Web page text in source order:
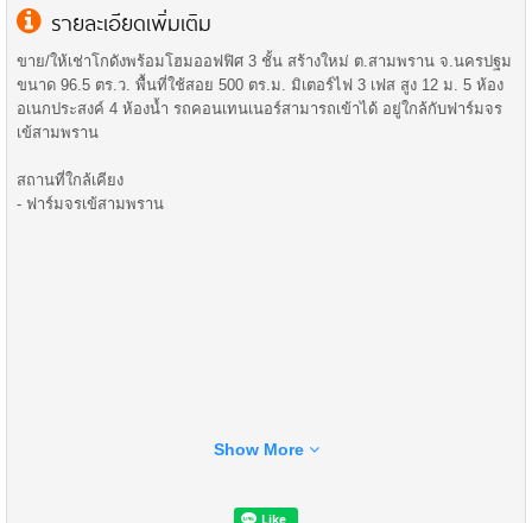
รายละเอียดเพิ่มเติม
ขาย/ให้เช่าโกดังพร้อมโฮมออฟฟิศ 3 ชั้น สร้างใหม่ ต.สามพราน จ.นครปฐม
ขนาด 96.5 ตร.ว. พื้นที่ใช้สอย 500 ตร.ม. มิเตอร์ไฟ 3 เฟส สูง 12 ม. 5 ห้อง
อเนกประสงค์ 4 ห้องน้ำ รถคอนเทนเนอร์สามารถเข้าได้ อยู่ใกล้กับฟาร์มจร
เข้สามพราน
สถานที่ใกล้เคียง
- ฟาร์มจรเข้สามพราน
Show More